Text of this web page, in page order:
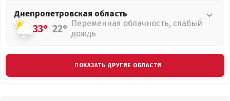
Днепропетровская область
33° 22° Переменная облачность, слабый
дождь
ПОКАЗАТЬ ДРУГИЕ ОБЛАСТИ